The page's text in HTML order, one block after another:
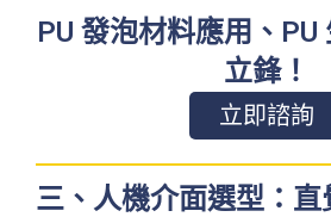
PU 發泡材料應用、PU
立鋒！
立即諮詢
三、人機介面選型：